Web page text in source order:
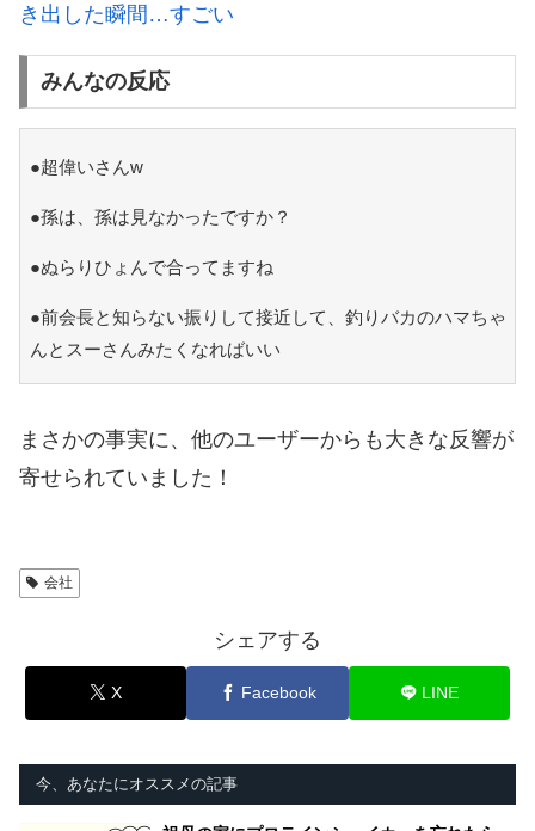
き出した瞬間…すごい
みんなの反応
●超偉いさんw
●孫は、孫は見なかったですか？
●ぬらりひょんで合ってますね
●前会長と知らない振りして接近して、釣りバカのハマちゃ
んとスーさんみたくなればいい
まさかの事実に、他のユーザーからも大きな反響が
寄せられていました！
会社
シェアする
X Facebook LINE
今、あなたにオススメの記事